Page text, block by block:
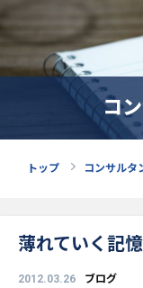
コ
トップ コンサルタ
薄れていく記憶
2012.03.26 ブログ